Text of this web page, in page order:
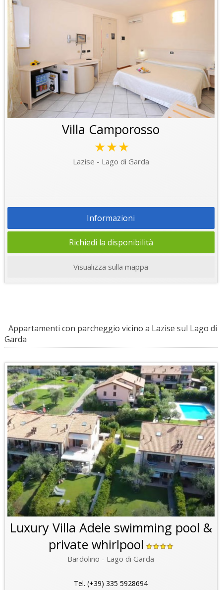
Villa Camporosso
★★★
Lazise - Lago di Garda
Informazioni
Richiedi la disponibilità
Visualizza sulla mappa
Appartamenti con parcheggio vicino a Lazise sul Lago di
Garda
Luxury Villa Adele swimming pool &
private whirlpool
Bardolino - Lago di Garda
Tel. (+39) 335 5928694